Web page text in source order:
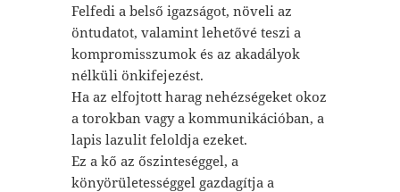
Felfedi a belső igazságot, növeli az
öntudatot, valamint lehetővé teszi a
kompromisszumok és az akadályok
nélküli önkifejezést.
Ha az elfojtott harag nehézségeket okoz
a torokban vagy a kommunikációban, a
lapis lazulit feloldja ezeket.
Ez a kő az őszinteséggel, a
könyörületességgel gazdagítja a